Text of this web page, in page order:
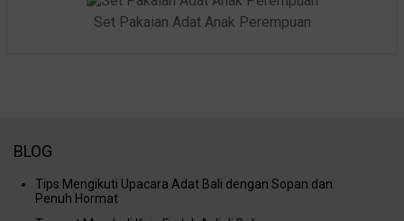
Set Pakaian Adat Anak Perempuan
BLOG
Tips Mengikuti Upacara Adat Bali dengan Sopan dan
Penuh Hormat